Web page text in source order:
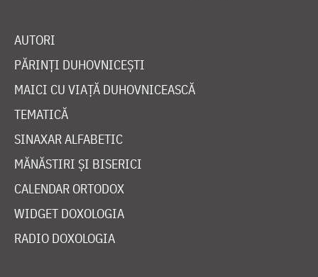
AUTORI
PĂRINȚI DUHOVNICEȘTI
MAICI CU VIAȚĂ DUHOVNICEASCĂ
TEMATICĂ
SINAXAR ALFABETIC
MĂNĂSTIRI ȘI BISERICI
CALENDAR ORTODOX
WIDGET DOXOLOGIA
RADIO DOXOLOGIA